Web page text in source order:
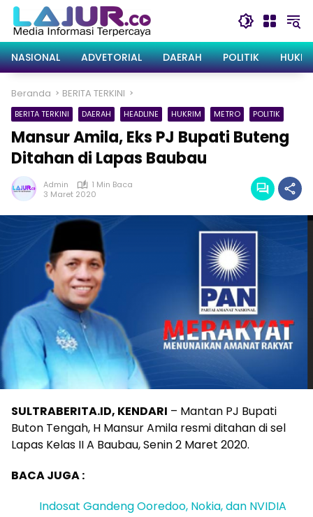
Langsung
konten
NASIONAL
ADVETORIAL DAERAH POLITIK
Beranda BERITA TERKINI
BERITA TERKINI DAERAH HEADLINE HUKRIM METRO POLITIK
Mansur Amila, Eks PJ Bupati Buteng
Ditahan di Lapas Baubau
Admin
1 Min Baca
3 Maret 2020
SULTRABERITA.ID, KENDARI – Mantan PJ Bupati
Buton Tengah, H Mansur Amila resmi ditahan di sel
Lapas Kelas II A Baubau, Senin 2 Maret 2020.
BACA JUGA :
Indosat Gandeng Ooredoo, Nokia, dan NVIDIA